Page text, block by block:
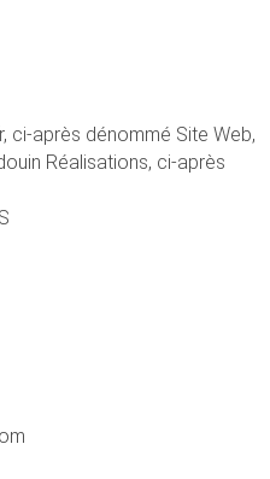
ci-après dénommé Site Web,
Réalisations, ci-après